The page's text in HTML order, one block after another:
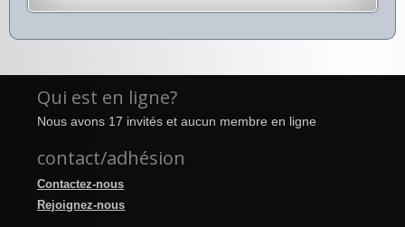
Qui est en ligne?
Nous avons 17 invités et aucun membre en ligne
contact/adhésion
Contactez-nous
Rejoignez-nous